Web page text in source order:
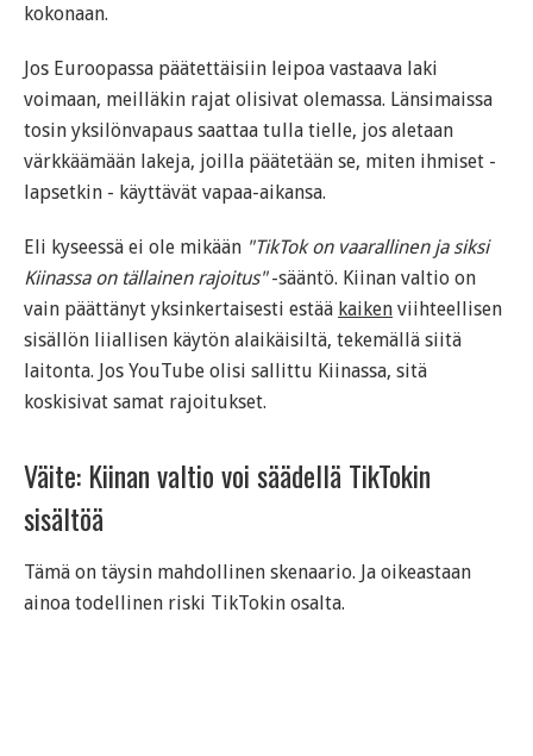
kokonaan.
Jos Euroopassa päätettäisiin leipoa vastaava laki
voimaan, meilläkin rajat olisivat olemassa. Länsimaissa
tosin yksilönvapaus saattaa tulla tielle, jos aletaan
värkkäämään lakeja, joilla päätetään se, miten ihmiset -
lapsetkin - käyttävät vapaa-aikansa.
Eli kyseessä ei ole mikään "TikTok on vaarallinen ja siksi
Kiinassa on tällainen rajoitus"-sääntö. Kiinan valtio on
vain päättänyt yksinkertaisesti estää kaiken viihteellisen
sisällön liiallisen käytön alaikäisiltä, tekemällä siitä
laitonta. Jos YouTube olisi sallittu Kiinassa, sitä
koskisivat samat rajoitukset.
Väite: Kiinan valtio voi säädellä TikTokin
sisältöä
Tämä on täysin mahdollinen skenaario. Ja oikeastaan
ainoa todellinen riski TikTokin osalta.